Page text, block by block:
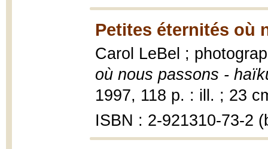
Petites éternités où
Carol LeBel ;
où nous passons -
1997, 118 p. : ill. ; 23
ISBN : 2-921310-73-2